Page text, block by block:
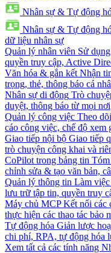
Nhân sự & Tự động
Nhân sự & Tự động
dữ liệu nhân sự
Quản lý nhân viên Sử
quyền truy cập, Active
Văn hóa & gắn kết Nhận
trọng, thẻ, thông báo cá
Nhân sự di động Trò
duyệt, thông báo từ mọi nơi
Quản lý công việc Theo
cáo công việc, chế độ xem
Giao tiếp nội bộ Giao tiếp
trò chuyện công khai và
CoPilot trong bảng tin
chỉnh sửa & tạo văn bản,
Quản lý thông tin Làm
lưu trữ tập tin, quyền truy
Máy chủ MCP Kết nối các
thực hiện các thao tác bảo
Tự động hóa Giản lược
chi phí, RPA, tự động hóa
Xem tất cả các tính năng